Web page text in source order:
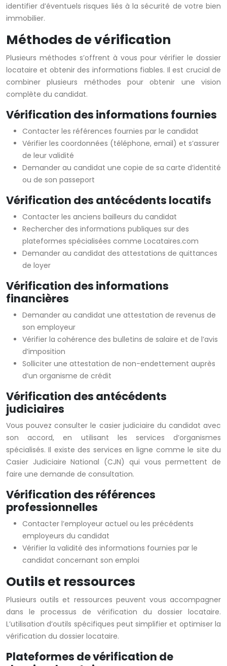
identifier d’éventuels risques liés à la sécurité de votre bien
immobilier.
Méthodes de vérification
Plusieurs méthodes s’offrent à vous pour vérifier le dossier
locataire et obtenir des informations fiables. Il est crucial de
combiner plusieurs méthodes pour obtenir une vision
complète du candidat.
Vérification des informations fournies
Contacter les références fournies par le candidat
Vérifier les coordonnées (téléphone, email) et s’assurer
de leur validité
Demander au candidat une copie de sa carte d’identité
ou de son passeport
Vérification des antécédents locatifs
Contacter les anciens bailleurs du candidat
Rechercher des informations publiques sur des
plateformes spécialisées comme Locataires.com
Demander au candidat des attestations de quittances
de loyer
Vérification des informations
financières
Demander au candidat une attestation de revenus de
son employeur
Vérifier la cohérence des bulletins de salaire et de l’avis
d’imposition
Solliciter une attestation de non-endettement auprès
d’un organisme de crédit
Vérification des antécédents
judiciaires
Vous pouvez consulter le casier judiciaire du candidat avec
son accord, en utilisant les services d’organismes
spécialisés. Il existe des services en ligne comme le site du
Casier Judiciaire National (CJN) qui vous permettent de
faire une demande de consultation.
Vérification des références
professionnelles
Contacter l’employeur actuel ou les précédents
employeurs du candidat
Vérifier la validité des informations fournies par le
candidat concernant son emploi
Outils et ressources
Plusieurs outils et ressources peuvent vous accompagner
dans le processus de vérification du dossier locataire.
L’utilisation d’outils spécifiques peut simplifier et optimiser la
vérification du dossier locataire.
Plateformes de vérification de